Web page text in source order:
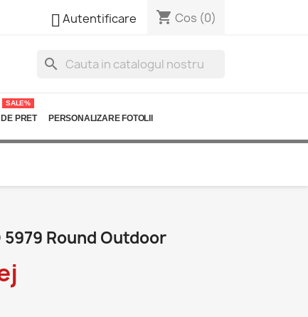
Autentificare shopping_cart Cos (0)
search
PRET
SALE%
PERSONALIZARE FOTOLII
5979 Round Outdoor